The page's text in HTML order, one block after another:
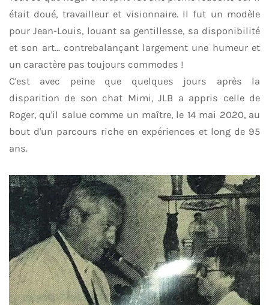
était doué, travailleur et visionnaire. Il fut un modèle
pour Jean-Louis, louant sa gentillesse, sa disponibilité
et son art… contrebalançant largement une humeur et
un caractère pas toujours commodes !
C'est avec peine que quelques jours après la
disparition de son chat Mimi, JLB a appris celle de
Roger, qu'il salue comme un maître, le 14 mai 2020, au
bout d'un parcours riche en expériences et long de 95
ans.